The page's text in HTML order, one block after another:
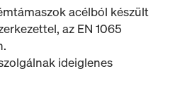
acélból készült
az EN 1065
ideiglenes